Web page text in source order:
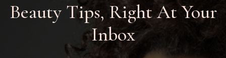
Beauty Tips, Right At Your
Inbox